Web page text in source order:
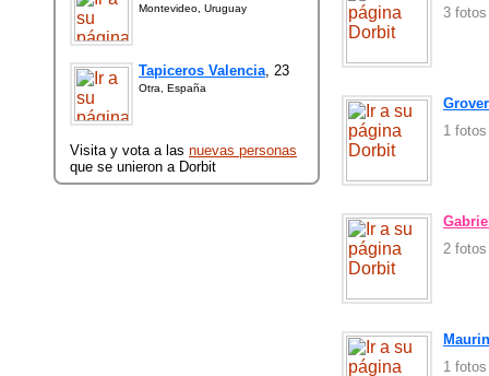
Montevideo, Uruguay
Tapiceros Valencia, 23
Otra, España
Visita y vota a las nuevas personas
que se unieron a Dorbit
3
1
2
1